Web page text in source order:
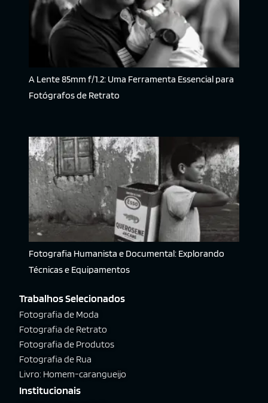
A Lente 85mm f/1.2: Uma Ferramenta Essencial para
Fotógrafos de Retrato
Fotografia Humanista e Documental: Explorando
Técnicas e Equipamentos
Trabalhos Selecionados
Fotografia de Moda
Fotografia de Retrato
Fotografia de Produtos
Fotografia de Rua
Livro: Homem-carangueijo
Institucionais